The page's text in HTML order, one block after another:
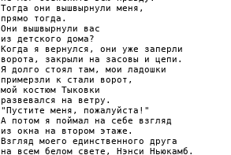
Тогда они вышвырнули меня,
прямо тогда.
Они вышвырнули вас
из детского дома?
Когда я вернулся, они уже заперли
ворота, закрыли на засовы и цепи.
Я долго стоял там, мои ладошки
примерзли к стали ворот,
мой костюм Тыковки
развевался на ветру.
"Пустите меня, пожалуйста!"
А потом я поймал на себе взгляд
из окна на втором этаже.
Взгляд моего единственного друга
на всем белом свете, Нэнси Ньюкамб.